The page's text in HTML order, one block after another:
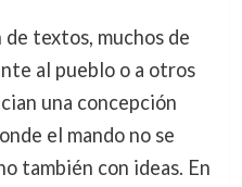
textos, muchos de
al pueblo o a otros
una concepción
el mando no se
también con ideas. En